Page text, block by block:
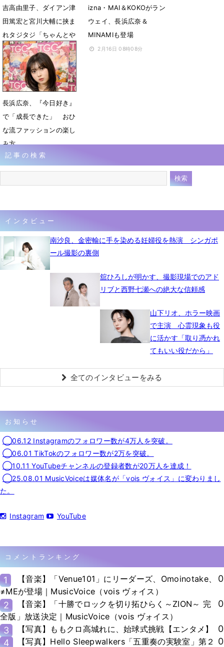
吉高由里子、ダイアン津
田篤宏と宮川大輔に挟ま
れタジタジ「ちゃんとや
ろッ！」
3月6日 09時55分
izna・MAI＆KOKOがラン
ウェイ、長浜広奈＆
MINAMIも登場
2月16日 08時08分
長浜広奈、『今日好き』
で「成長できた」 おひ
な流ファッションの楽し
み方
1月26日 07時00分
記事の検索
インタビュー
南沙良、金密輸に手を染める妊婦役を熱演 シンガポ
ール撮影の裏側
舘ひろしが明かす、撮影現場でのアド
リブと西野七瀬への絶大な信頼感
山下リオ、ホラー映画
で主演 心霊現象も役
に活かす「取り憑かれ
てもいい役だから」
全てのインタビューをみる
お知らせ
◯06.12 Instagramのフォロワー数が4万人を突破。
◯06.01 TikTokのフォロワー数が2万を突破。
◯10.11 YouTubeチャンネルの登録者数が20万人を達成！
◯25.08.01 MusicVoiceは媒体名が「vois ヴォイス」に変わりまし
た。
Instagram YouTube
コメントランキング
1
【音楽】「Venue101」にリーダーズ、Omoinotake、
≠MEが登場｜MusicVoice（vois ヴォイス）
0
2
【音楽】「十勝でロックを切り拓ひらく～ZION～ 完
全版」放送決定｜MusicVoice（vois ヴォイス）
0
3 【写真】ももクロ高城れに、始球式挑戦【エンタメ】
0
4
【写真】Hello Sleepwalkers「五重奏の実験室」第２ 0